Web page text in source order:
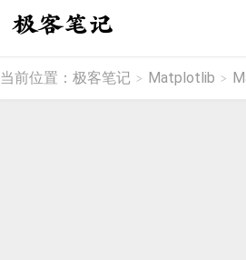
当前位置： 极客笔记 > Matplotlib >